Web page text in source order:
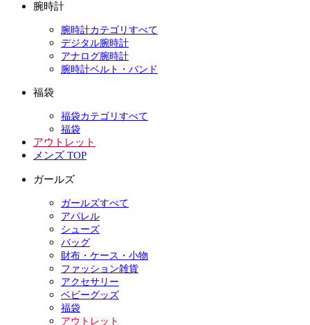
腕時計
腕時計カテゴリすべて
デジタル腕時計
アナログ腕時計
腕時計ベルト・バンド
福袋
福袋カテゴリすべて
福袋
アウトレット
メンズ TOP
ガールズ
ガールズすべて
アパレル
シューズ
バッグ
財布・ケース・小物
ファッション雑貨
アクセサリー
ベビーグッズ
福袋
アウトレット